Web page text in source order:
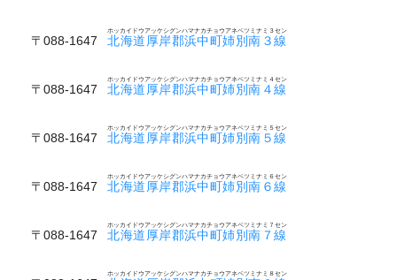
〒088-1647 北海道厚岸郡浜中町姉別南３線
ホッカイドウアッケシグンハマナカチョウアネベツミナミ３セン
〒088-1647 北海道厚岸郡浜中町姉別南４線
ホッカイドウアッケシグンハマナカチョウアネベツミナミ４セン
〒088-1647 北海道厚岸郡浜中町姉別南５線
ホッカイドウアッケシグンハマナカチョウアネベツミナミ５セン
〒088-1647 北海道厚岸郡浜中町姉別南６線
ホッカイドウアッケシグンハマナカチョウアネベツミナミ６セン
〒088-1647 北海道厚岸郡浜中町姉別南７線
ホッカイドウアッケシグンハマナカチョウアネベツミナミ７セン
ホッカイドウアッケシグンハマナカチョウアネベツミナミ８セン